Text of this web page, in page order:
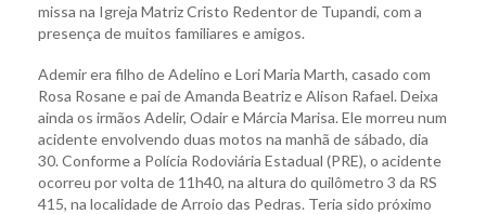
missa na Igreja Matriz Cristo Redentor de Tupandi, com a
presença de muitos familiares e amigos.
Ademir era filho de Adelino e Lori Maria Marth, casado com
Rosa Rosane e pai de Amanda Beatriz e Alison Rafael. Deixa
ainda os irmãos Adelir, Odair e Márcia Marisa. Ele morreu num
acidente envolvendo duas motos na manhã de sábado, dia
30. Conforme a Polícia Rodoviária Estadual (PRE), o acidente
ocorreu por volta de 11h40, na altura do quilômetro 3 da RS
415, na localidade de Arroio das Pedras. Teria sido próximo